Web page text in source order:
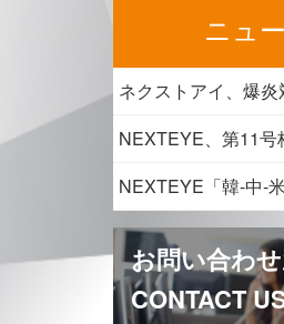
ニュ
お問い合わ
CONTACT